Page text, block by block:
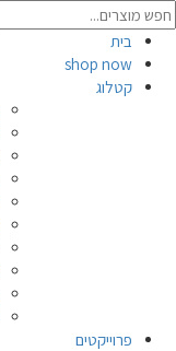
Search
for:
בית
shop now
קטלוג
פרוייקטים